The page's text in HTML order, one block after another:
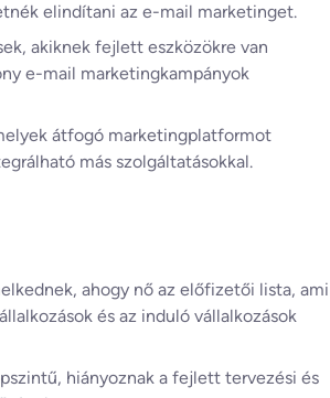
elindítani az e-mail marketinget.
akiknek fejlett eszközökre van
e-mail marketingkampányok
átfogó marketingplatformot
más szolgáltatásokkal.
ahogy nő az előfizetői lista, ami
és az induló vállalkozások
hiányoznak a fejlett tervezési és